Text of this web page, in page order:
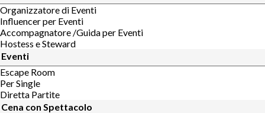
Organizzatore di Eventi
Influencer per Eventi
Accompagnatore /Guida per Eventi
Hostess e Steward
Eventi
Escape Room
Per Single
Diretta Partite
Cena con Spettacolo